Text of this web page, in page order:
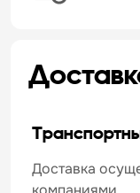
Доставка